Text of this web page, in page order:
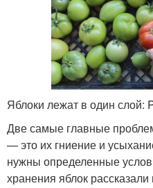
Яблоки лежат в один слой:
Две самые главные
— это их гниение и
нужны определенные
хранения яблок